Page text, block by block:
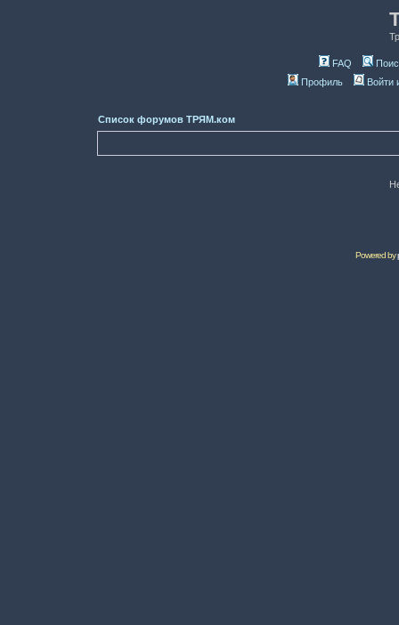
FAQ
Профиль
Войти
Список форумов ТРЯМ.ком
Powered by